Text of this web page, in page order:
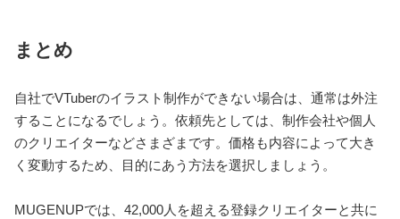
まとめ
自社でVTuberのイラスト制作ができない場合は、通常は外注
することになるでしょう。依頼先としては、制作会社や個人
のクリエイターなどさまざまです。価格も内容によって大き
く変動するため、目的にあう方法を選択しましょう。
MUGENUPでは、42,000人を超える登録クリエイターと共に